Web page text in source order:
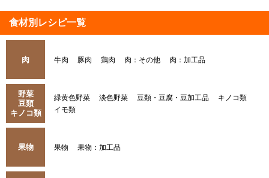
食材別レシピ一覧
肉 牛肉 豚肉 鶏肉 肉：その他 肉：加工品
野菜
豆類
キノコ類
緑黄色野菜 淡色野菜 豆類・豆腐・豆加工品
キノコ類
イモ類
果物 果物 果物：加工品